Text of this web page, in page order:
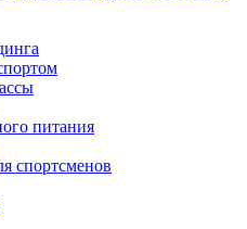
питания
спортсменов